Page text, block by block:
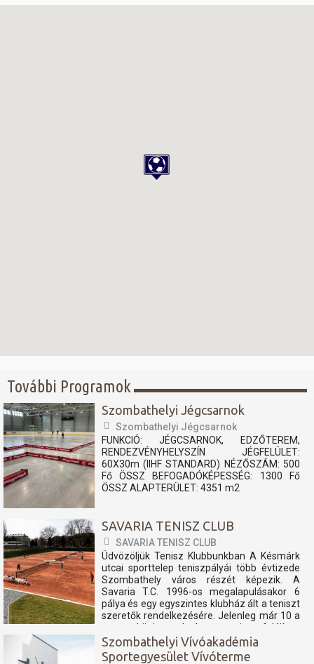
További Programok
Szombathelyi Jégcsarnok
Szombathelyi Jégcsarnok
FUNKCIÓ: JÉGCSARNOK, EDZŐTEREM,
RENDEZVÉNYHELYSZÍN JÉGFELÜLET:
60X30m (IIHF STANDARD) NÉZŐSZÁM: 500
Fő ÖSSZ BEFOGADÓKÉPESSÉG: 1300 Fő
ÖSSZ ALAPTERÜLET: 4351 m2
SAVARIA TENISZ CLUB
SAVARIA TENISZ CLUB
Üdvözöljük Tenisz Klubbunkban A Késmárk
utcai sporttelep teniszpályái több évtizede
Szombathely város részét képezik. A
Savaria T.C. 1996-os megalapulásakor 6
pálya és egy egyszintes klubház ált a teniszt
szeretők rendelkezésére. Jelenleg már 10 a
nemzetközi szabvány szerint felújított
teniszpályán és...
Szombathelyi Vívóakadémia
Sportegyesület Vívóterme